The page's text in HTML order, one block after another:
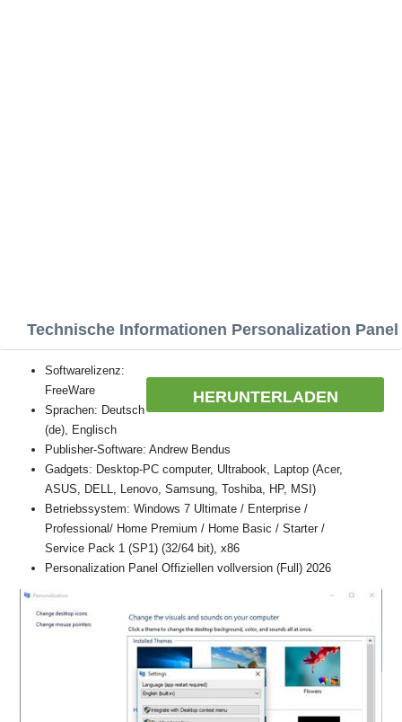
Technische Informationen Personalization Panel
HERUNTERLADEN
Softwarelizenz:
FreeWare
Sprachen: Deutsch
(de), Englisch
Publisher-Software: Andrew Bendus
Gadgets: Desktop-PC computer, Ultrabook, Laptop (Acer,
ASUS, DELL, Lenovo, Samsung, Toshiba, HP, MSI)
Betriebssystem: Windows 7 Ultimate / Enterprise /
Professional/ Home Premium / Home Basic / Starter /
Service Pack 1 (SP1) (32/64 bit), x86
Personalization Panel Offiziellen vollversion (Full) 2026